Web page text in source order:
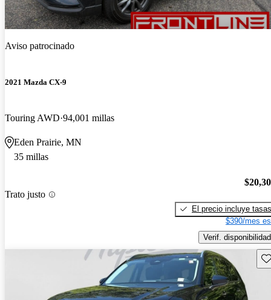
Aviso patrocinado
2021 Mazda CX-9
Touring AWD 94,001 millas
Eden Prairie, MN
35 millas
Trato justo
El precio incluye tasas
$390/mes
Verif. disponibilidad